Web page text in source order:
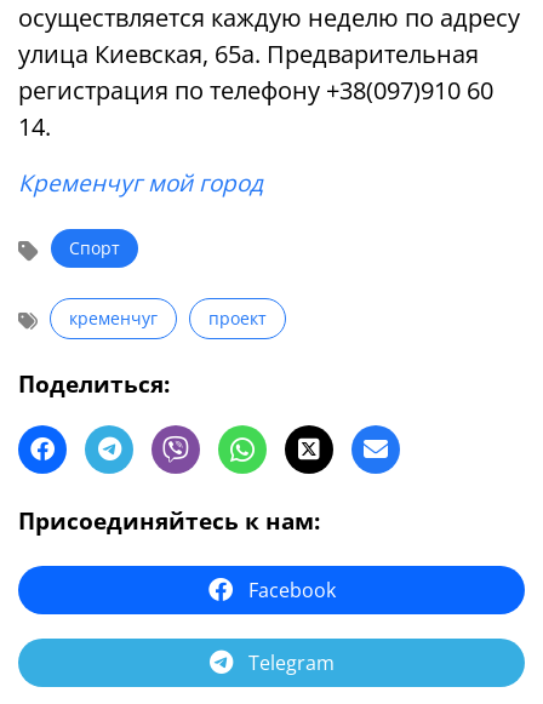
осуществляется каждую неделю по адресу
улица Киевская, 65а. Предварительная
регистрация по телефону +38(097)910 60
14.
Кременчуг мой город
Спорт
кременчуг проект
Поделиться:
Присоединяйтесь к нам:
Facebook
Telegram